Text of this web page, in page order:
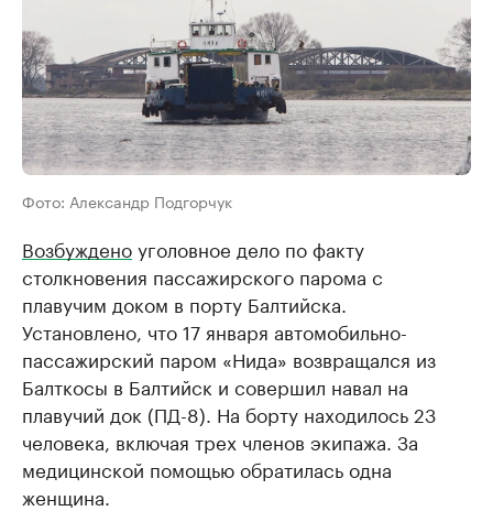
Фото: Александр Подгорчук
Возбужденоуголовное дело по факту
столкновения пассажирского парома с
плавучим доком в порту Балтийска.
Установлено, что 17 января автомобильно-
пассажирский паром «Нида» возвращался из
Балткосы в Балтийск и совершил навал на
плавучий док (ПД-8). На борту находилось 23
человека, включая трех членов экипажа. За
медицинской помощью обратилась одна
женщина.